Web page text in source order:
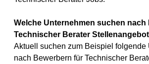
Welche Unternehmen suchen nach
Technischer Berater
Aktuell suchen zum Beispiel folgende
nach Bewerbern für Technischer